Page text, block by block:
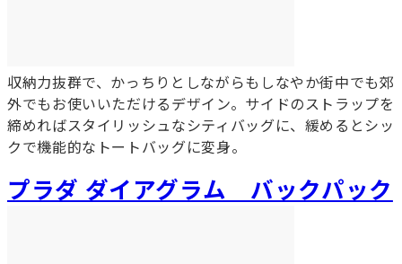
収納力抜群で、かっちりとしながらもしなやか街中でも郊
外でもお使いいただけるデザイン。サイドのストラップを
締めればスタイリッシュなシティバッグに、緩めるとシッ
クで機能的なトートバッグに変身。
プラダ ダイアグラム バックパック